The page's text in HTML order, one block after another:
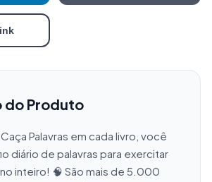
do Produto
Palavras em cada livro, você
diário de palavras para exercitar
inteiro! 🧠 São mais de 5.000